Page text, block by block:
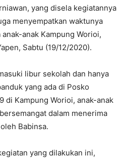
yang disela kegiatannya
menyempatkan waktunya
anak Kampung Worioi,
Sabtu (19/12/2020).
libur sekolah dan hanya
yang ada di Posko
di Kampung Worioi, anak-anak
dalam menerima
Babinsa.
yang dilakukan ini,